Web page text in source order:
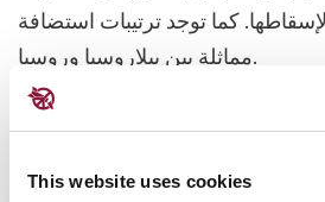
This website uses cookies
لإسقاطها. كما توجد ترتيبات استضافة
مماثلة بين بيلاروسيا وروسيا.
معلومات استخباراتية لأغراض
أو للطائرات المسلحة نووياً